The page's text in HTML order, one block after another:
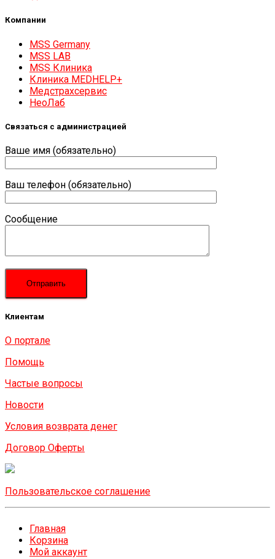
Компании
MSS Germany
MSS LAB
MSS Клиника
Клиника MEDHELP+
Медстрахсервис
НеоЛаб
Связаться с администрацией
Ваше имя (обязательно)
Ваш телефон (обязательно)
Сообщение
Клиентам
О портале
Помощь
Частые вопросы
Новости
Условия возврата денег
Договор Оферты
Пользовательское соглашение
Главная
Корзина
Мой аккаунт